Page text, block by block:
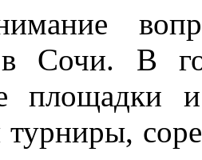
в Сочи. В
площадки
турниры,